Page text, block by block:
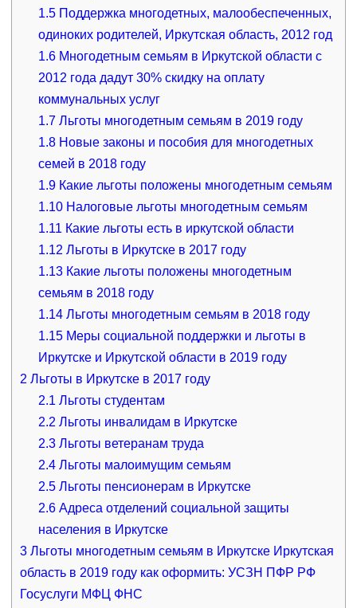
1.5 Поддержка многодетных, малообеспеченных,
одиноких родителей, Иркутская область, 2012 год
1.6 Многодетным семьям в Иркутской области с
2012 года дадут 30% скидку на оплату
коммунальных услуг
1.7 Льготы многодетным семьям в 2019 году
1.8 Новые законы и пособия для многодетных
семей в 2018 году
1.9 Какие льготы положены многодетным семьям
1.10 Налоговые льготы многодетным семьям
1.11 Какие льготы есть в иркутской области
1.12 Льготы в Иркутске в 2017 году
1.13 Какие льготы положены многодетным
семьям в 2018 году
1.14 Льготы многодетным семьям в 2018 году
1.15 Меры социальной поддержки и льготы в
Иркутске и Иркутской области в 2019 году
2 Льготы в Иркутске в 2017 году
2.1 Льготы студентам
2.2 Льготы инвалидам в Иркутске
2.3 Льготы ветеранам труда
2.4 Льготы малоимущим семьям
2.5 Льготы пенсионерам в Иркутске
2.6 Адреса отделений социальной защиты
населения в Иркутске
3Льготы многодетным семьям в Иркутске Иркутская
область в 2019 году как оформить: УСЗН ПФР РФ
Госуслуги МФЦ ФНС